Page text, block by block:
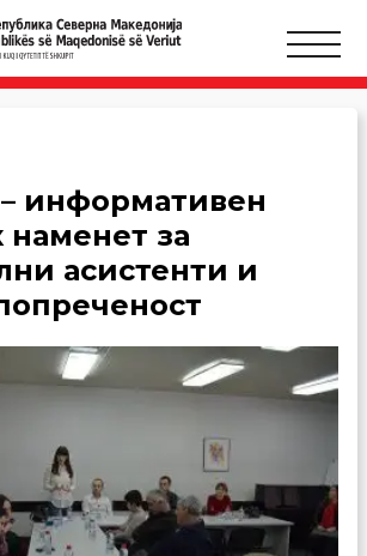
информативен
наменет за
асистенти и